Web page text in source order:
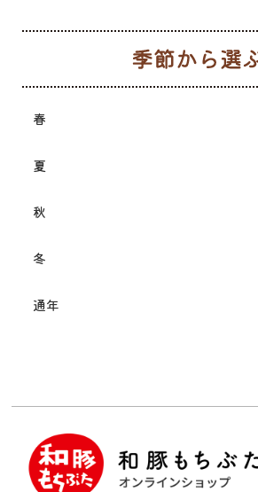
春
夏
秋
冬
通年